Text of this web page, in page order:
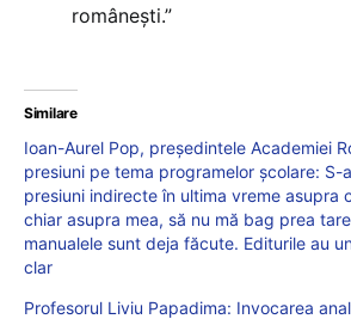
românești.”
Similare
Ioan-Aurel Pop, președintele Academiei
presiuni pe tema programelor școlare: S-
presiuni indirecte în ultima vreme asupra
chiar asupra mea, să nu mă bag prea
manualele sunt deja făcute. Editurile au
clar
Profesorul Liviu Papadima: Invocarea